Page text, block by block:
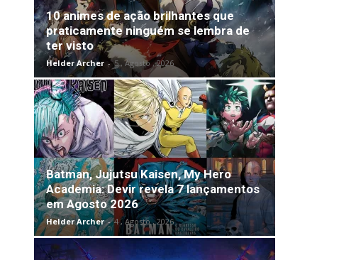
10 animes de ação brilhantes que
praticamente ninguém se lembra de
ter visto
Helder Archer - 5 , Agosto , 2026
Batman, Jujutsu Kaisen, My Hero
Academia: Devir revela 7 lançamentos
em Agosto 2026
Helder Archer - 4 , Agosto , 2026